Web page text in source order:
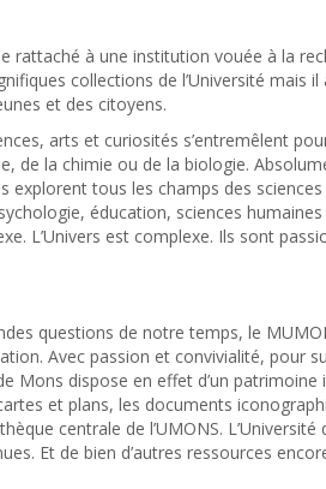
rattaché à une institution vouée à la
collections de l’Université mais
et des citoyens.
arts et curiosités s’entremêlent
de la chimie ou de la biologie.
explorent tous les champs des
éducation, sciences
L’Univers est complexe. Ils sont
questions de notre temps, le
Avec passion et convivialité, pour
Mons dispose en effet d’un
et plans, les documents
centrale de l’UMONS.
Et de bien d’autres ressources